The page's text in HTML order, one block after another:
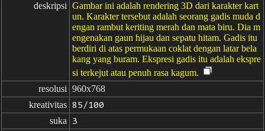
deskripsi Gambar ini adalah rendering 3D dari karakter kart
un. Karakter tersebut adalah seorang gadis muda d
engan rambut keriting merah dan mata biru. Dia m
engenakan gaun hijau dan sepatu hitam. Gadis itu
berdiri di atas permukaan coklat dengan latar bela
kang yang buram. Ekspresi gadis itu adalah ekspre
si terkejut atau penuh rasa kagum.
resolusi 960x768
kreativitas 85/100
suka 3